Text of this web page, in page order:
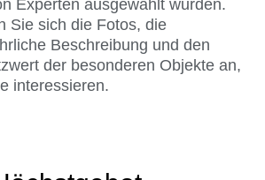
Experten ausgewählt wurden.
Sie sich die Fotos, die
Beschreibung und den
der besonderen Objekte an,
interessieren.